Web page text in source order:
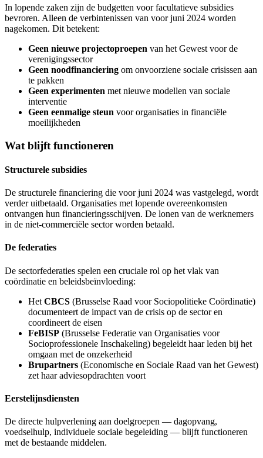
In lopende zaken zijn de budgetten voor facultatieve subsidies
bevroren. Alleen de verbintenissen van voor juni 2024 worden
nagekomen. Dit betekent:
Geen nieuwe projectoproepen van het Gewest voor de
verenigingssector
Geen noodfinanciering om onvoorziene sociale crisissen aan
te pakken
Geen experimenten met nieuwe modellen van sociale
interventie
Geen eenmalige steun voor organisaties in financiële
moeilijkheden
Wat blijft functioneren
Structurele subsidies
De structurele financiering die voor juni 2024 was vastgelegd, wordt
verder uitbetaald. Organisaties met lopende overeenkomsten
ontvangen hun financieringsschijven. De lonen van de werknemers
in de niet-commerciële sector worden betaald.
De federaties
De sectorfederaties spelen een cruciale rol op het vlak van
coördinatie en beleidsbeïnvloeding:
Het CBCS (Brusselse Raad voor Sociopolitieke Coördinatie)
documenteert de impact van de crisis op de sector en
coordineert de eisen
FeBISP (Brusselse Federatie van Organisaties voor
Socioprofessionele Inschakeling) begeleidt haar leden bij het
omgaan met de onzekerheid
Brupartners (Economische en Sociale Raad van het Gewest)
zet haar adviesopdrachten voort
Eerstelijnsdiensten
De directe hulpverlening aan doelgroepen — dagopvang,
voedselhulp, individuele sociale begeleiding — blijft functioneren
met de bestaande middelen.